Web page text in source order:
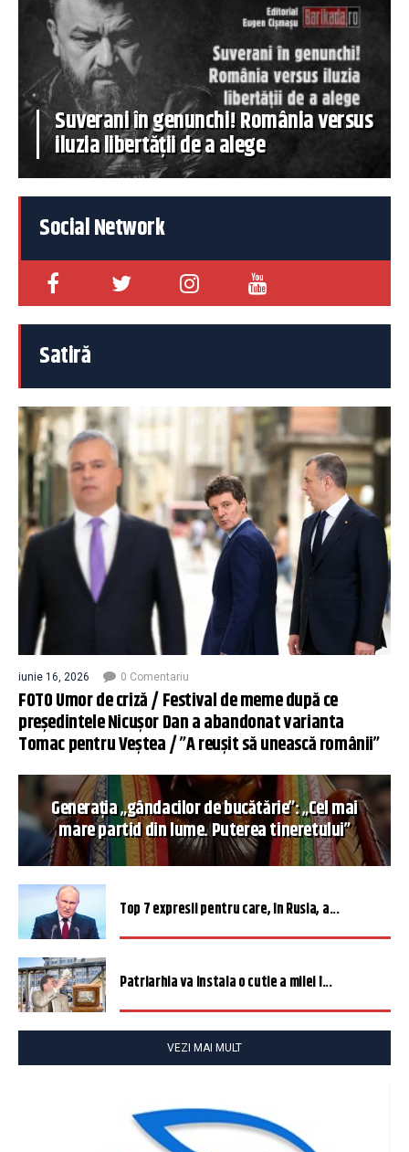
Suverani în genunchi! România versus
iluzia libertății de a alege
Social Network
Satiră
iunie 16, 2026 0 Comentariu
FOTO Umor de criză / Festival de meme după ce
președintele Nicușor Dan a abandonat varianta
Tomac pentru Veștea / ”A reușit să unească românii”
Generația „gândacilor de bucătărie”: „Cel mai
mare partid din lume. Puterea tineretului”
Top 7 expresii pentru care, în Rusia, a...
Patriarhia va instala o cutie a milei î...
VEZI MAI MULT